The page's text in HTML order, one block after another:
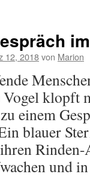
12, 2018von Marion
klopft
einem
blauer
und